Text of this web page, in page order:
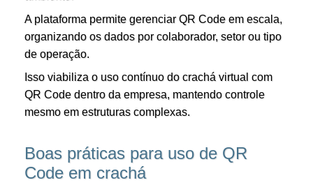
A plataforma permite gerenciar QR Code em escala,
organizando os dados por colaborador, setor ou tipo
de operação.
Isso viabiliza o uso contínuo do crachá virtual com
QR Code dentro da empresa, mantendo controle
mesmo em estruturas complexas.
Boas práticas para uso de QR
Code em crachá